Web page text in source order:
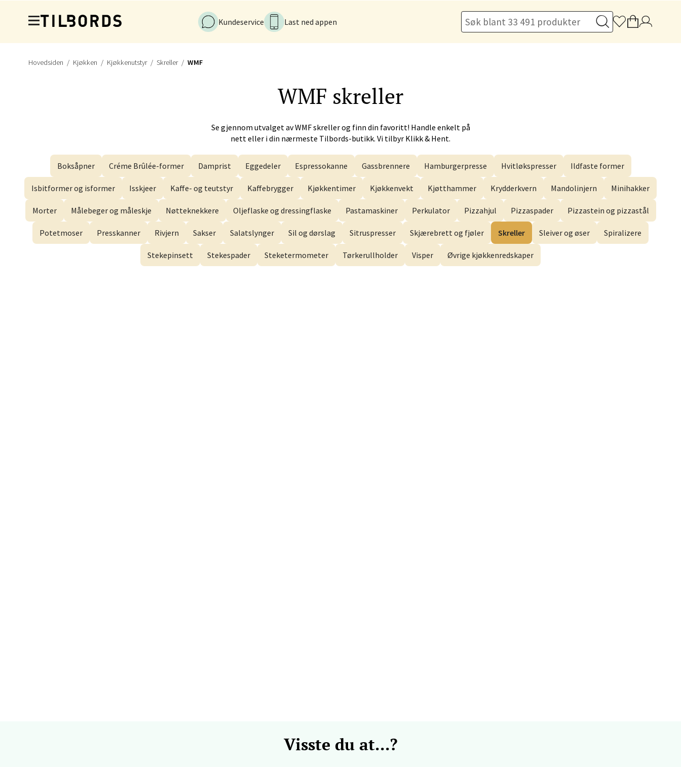
Kundeservice
Last ned appen
Hovedsiden Kjøkken Kjøkkenutstyr Skreller WMF
WMF skreller
Se gjennom utvalget avWMFskreller og finn din favoritt! Handle enkelt på
nett eller i din nærmeste Tilbords-butikk. Vi tilbyr Klikk & Hent.
Boksåpner Créme Brûlée-former Damprist Eggedeler Espressokanne Gassbrennere Hamburgerpresse Hvitløkspresser Ildfaste former
Isbitformer og isformer Isskjeer Kaffe- og teutstyr Kaffebrygger Kjøkkentimer Kjøkkenvekt Kjøtthammer Krydderkvern Mandolinjern Minihakker
Morter Målebeger og måleskje Nøtteknekkere Oljeflaske og dressingflaske Pastamaskiner Perkulator Pizzahjul Pizzaspader Pizzastein og pizzastål
Potetmoser Presskanner Rivjern Sakser Salatslynger Sil og dørslag Sitruspresser Skjærebrett og fjøler Skreller Sleiver og øser Spiralizere
Stekepinsett Stekespader Steketermometer Tørkerullholder Visper Øvrige kjøkkenredskaper
Visste du at...?
Drammen - Gulskogen
Stavanger og Sandnes - Herbarium
Lars Hertervigs gate 6, 4005 Stavanger
Åpent i dag 10-20
Velg
Bergen - Horisont
Myrdalsvegen 2, 5130 Nyborg
Åpent i dag 10-21
Velg
Gamle Stokkavei 1, 4313 Sandnes